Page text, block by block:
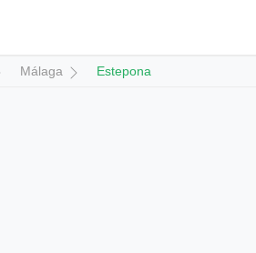
Málaga Estepona